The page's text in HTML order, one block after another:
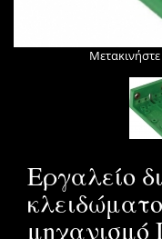
Εργαλείο
μηχανισμό